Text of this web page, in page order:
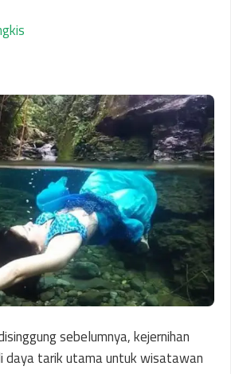
sebelumnya, kejernihan
daya tarik utama untuk wisatawan